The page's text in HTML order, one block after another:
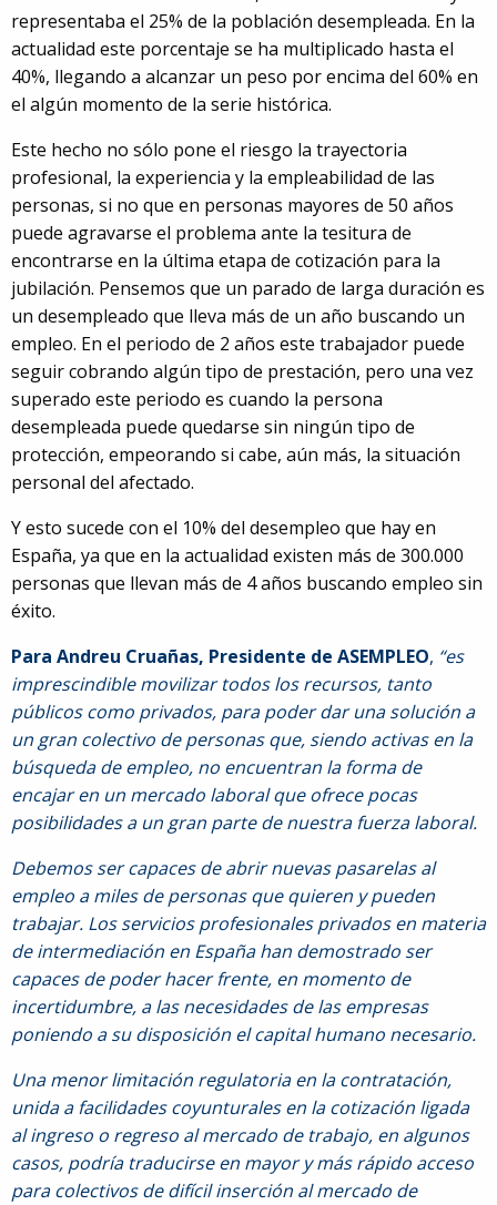
representaba el 25% de la población desempleada. En la
actualidad este porcentaje se ha multiplicado hasta el
40%, llegando a alcanzar un peso por encima del 60% en
el algún momento de la serie histórica.
Este hecho no sólo pone el riesgo la trayectoria
profesional, la experiencia y la empleabilidad de las
personas, si no que en personas mayores de 50 años
puede agravarse el problema ante la tesitura de
encontrarse en la última etapa de cotización para la
jubilación. Pensemos que un parado de larga duración es
un desempleado que lleva más de un año buscando un
empleo. En el periodo de 2 años este trabajador puede
seguir cobrando algún tipo de prestación, pero una vez
superado este periodo es cuando la persona
desempleada puede quedarse sin ningún tipo de
protección, empeorando si cabe, aún más, la situación
personal del afectado.
Y esto sucede con el 10% del desempleo que hay en
España, ya que en la actualidad existen más de 300.000
personas que llevan más de 4 años buscando empleo sin
éxito.
Para Andreu Cruañas, Presidente de ASEMPLEO, “es
imprescindible movilizar todos los recursos, tanto
públicos como privados, para poder dar una solución a
un gran colectivo de personas que, siendo activas en la
búsqueda de empleo, no encuentran la forma de
encajar en un mercado laboral que ofrece pocas
posibilidades a un gran parte de nuestra fuerza laboral.
Debemos ser capaces de abrir nuevas pasarelas al
empleo a miles de personas que quieren y pueden
trabajar. Los servicios profesionales privados en materia
de intermediación en España han demostrado ser
capaces de poder hacer frente, en momento de
incertidumbre, a las necesidades de las empresas
poniendo a su disposición el capital humano necesario.
Una menor limitación regulatoria en la contratación,
unida a facilidades coyunturales en la cotización ligada
al ingreso o regreso al mercado de trabajo, en algunos
casos, podría traducirse en mayor y más rápido acceso
para colectivos de difícil inserción al mercado de